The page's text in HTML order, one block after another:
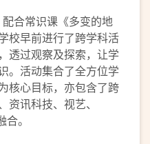
配合常识课《多变的地
校早前进行了跨学科活
透过观察及探索，让学
。活动集合了全方位学
核心目标，亦包含了跨
讯科技、视艺、
。